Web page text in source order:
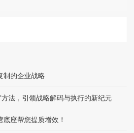
制的企业战略
法，引领战略解码与执行的新纪元
座帮您提质增效！